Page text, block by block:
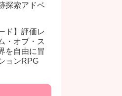
探索アドベ
ド】評価レ
・オブ・ス
を自由に冒
ョンRPG